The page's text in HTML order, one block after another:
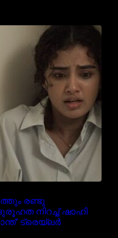
അനുപമ പരമേശ്വരൻ;
ട്രെയിലർ
രണ്ടു
നിറച്ച് ഷാഹി
ട്രെയ്‌ലർ